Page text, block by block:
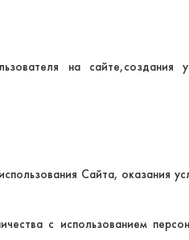
на сайте,создания
Сайта, оказания
с использованием